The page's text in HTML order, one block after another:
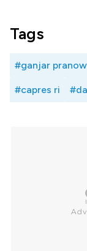
Tags
#ganjar
#capres ri